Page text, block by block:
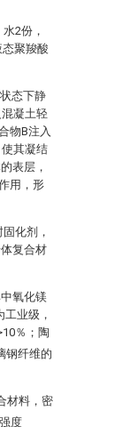
2份，
聚羧酸
态下静
凝土轻
物B注入
其凝结
表层，
用，形
化剂，
复合材
氧化镁
业级，
％；陶
钢纤维的
材料，密
度